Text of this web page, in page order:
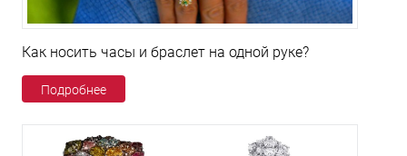
Как носить часы и браслет на одной руке?
Подробнее